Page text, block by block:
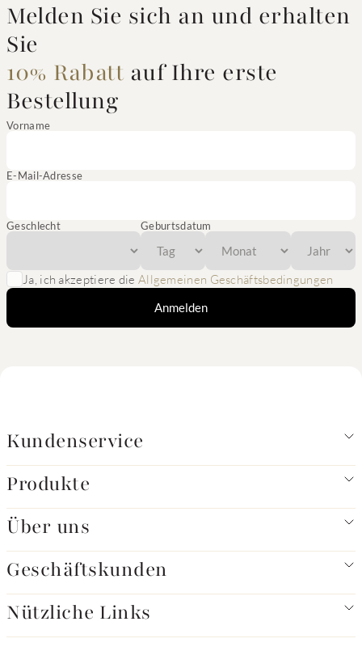
Melden Sie sich an und erhalten
Sie
10% Rabatt auf Ihre erste
Bestellung
Vorname
E-Mail-Adresse
Geschlecht Geburtsdatum
Ja, ich akzeptiere die Allgemeinen Geschäftsbedingungen
Anmelden
Kundenservice
Produkte
Über uns
Geschäftskunden
Nützliche Links